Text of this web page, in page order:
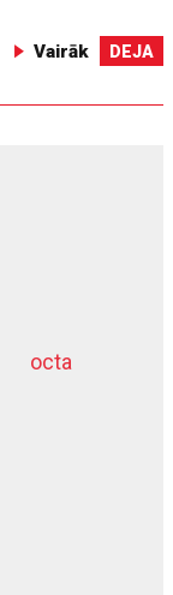
Vairāk DEJA
octa
dziļurbums